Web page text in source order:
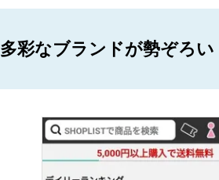
多彩なブランドが勢ぞろい